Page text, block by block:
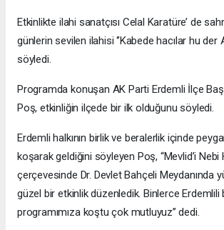
Etkinlikte ilahi sanatçısı Celal Karatüre’ de
günlerin sevilen ilahisi ‘’Kabede hacılar hu der
söyledi.
Programda konuşan AK Parti Erdemli İlçe
Poş, etkinliğin ilçede bir ilk olduğunu söyledi.
Erdemli halkının birlik ve beralerlik içinde
koşarak geldiğini söyleyen Poş, “Mevlid’i Nebi
çerçevesinde Dr. Devlet Bahçeli Meydanında
güzel bir etkinlik düzenledik. Binlerce Erdemlili
programımıza koştu çok mutluyuz’’ dedi.